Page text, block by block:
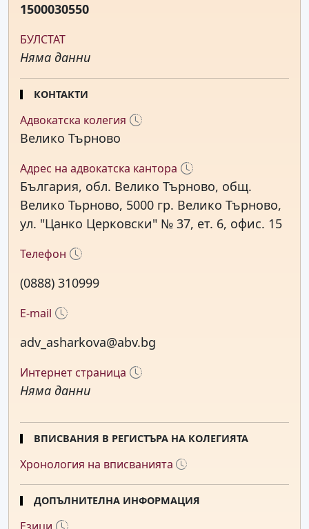
1500030550
БУЛСТАТ
Няма данни
КОНТАКТИ
Адвокатска колегия
Велико Търново
Адрес на адвокатска кантора
България, обл. Велико Търново, общ.
Велико Тьрново, 5000 гр. Велико Търново,
ул. "Цанко Церковски" № 37, ет. 6, офис. 15
Телефон
(0888) 310999
E-mail
adv_asharkova@abv.bg
Интернет страница
Няма данни
ВПИСВАНИЯ В РЕГИСТЪРА НА КОЛЕГИЯТА
Хронология на вписванията
ДОПЪЛНИТЕЛНА ИНФОРМАЦИЯ